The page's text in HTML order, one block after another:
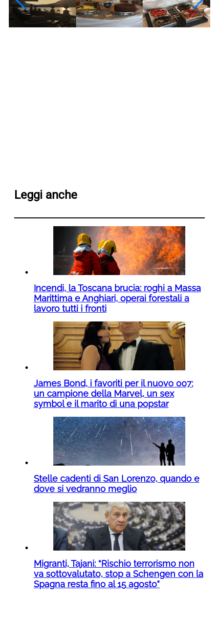
Leggi anche
Incendi, la Toscana brucia: roghi a Massa
Marittima e Anghiari, operai forestali a
lavoro tutti i fronti
James Bond, i favoriti per il nuovo 007:
un campione della Marvel, un sex
symbol e il marito di una popstar
Stelle cadenti di San Lorenzo, quando e
dove si vedranno meglio
Migranti, Tajani: “Rischio terrorismo non
va sottovalutato, stop a Schengen con la
Spagna resta fino al 15 agosto”